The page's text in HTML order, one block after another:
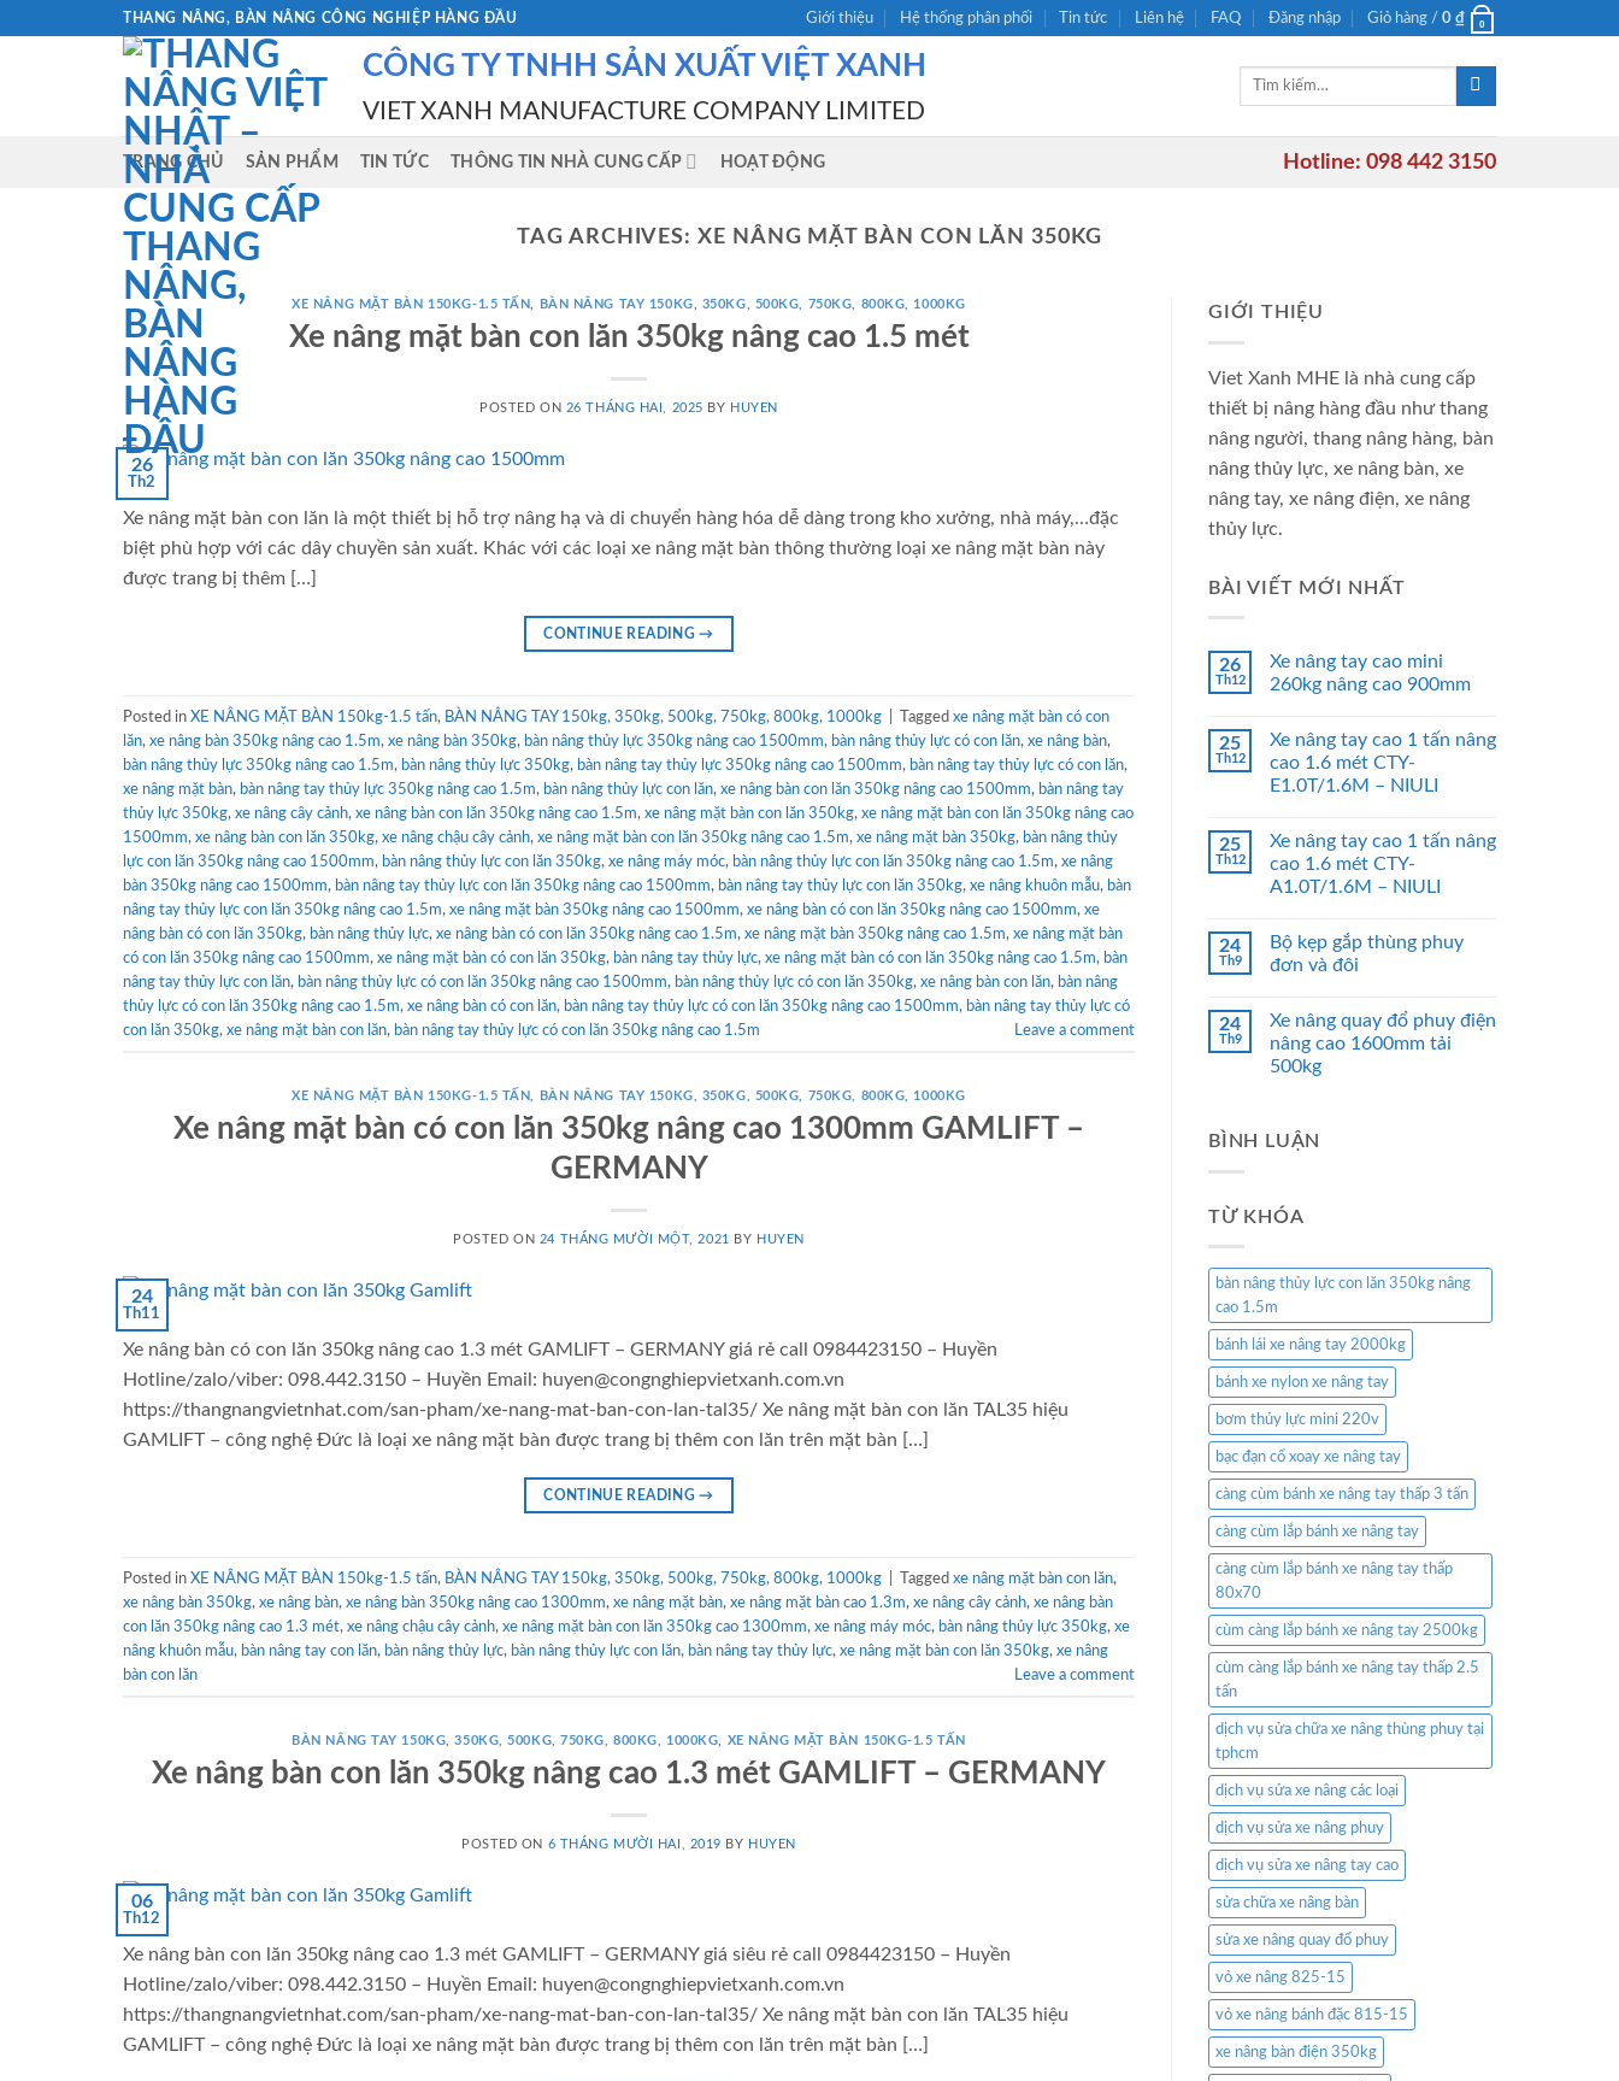
THANG NÂNG, BÀN NÂNG CÔNG NGHIỆP HÀNG ĐẦU Giới thiệu Hệ thống phân phối Tin tức Liên hệ FAQ Đăng nhập Giỏ hàng / 0 ₫ 0
CÔNG TY TNHH SẢN XUẤT VIỆT XANH
VIET XANH MANUFACTURE COMPANY LIMITED
Tìm
TRANG CHỦ SẢN PHẨM TIN TỨC THÔNG TIN NHÀ CUNG CẤP HOẠT ĐỘNG Hotline: 098 442 3150
TAG ARCHIVES:XE NÂNG MẶT BÀN CON LĂN 350KG
XE NÂNG MẶT BÀN 150KG-1.5 TẤN BÀN NÂNG TAY 150KG, 350KG, 500KG, 750KG, 800KG, 1000KG
Xe nâng mặt bàn con lăn 350kg nâng cao 1.5 mét
POSTED ON 26 THÁNG HAI, 2025 BY HUYEN
26
Th2
Xe nâng mặt bàn con lăn là một thiết bị hỗ trợ nâng hạ và di chuyển hàng hóa dễ dàng trong kho xưởng, nhà máy,…đặc
biệt phù hợp với các dây chuyền sản xuất. Khác với các loại xe nâng mặt bàn thông thường loại xe nâng mặt bàn này
được trang bị thêm […]
CONTINUE READING→
Posted in XE NÂNG MẶT BÀN 150kg-1.5 tấn, BÀN NÂNG TAY 150kg, 350kg, 500kg, 750kg, 800kg, 1000kg Tagged xe nâng mặt bàn có con
lăn, xe nâng bàn 350kg nâng cao 1.5m, xe nâng bàn 350kg, bàn nâng thủy lực 350kg nâng cao 1500mm, bàn nâng thủy lực có con lăn, xe nâng bàn,
bàn nâng thủy lực 350kg nâng cao 1.5m, bàn nâng thủy lực 350kg, bàn nâng tay thủy lực 350kg nâng cao 1500mm, bàn nâng tay thủy lực có con lăn,
xe nâng mặt bàn, bàn nâng tay thủy lực 350kg nâng cao 1.5m, bàn nâng thủy lực con lăn, xe nâng bàn con lăn 350kg nâng cao 1500mm, bàn nâng tay
thủy lực 350kg, xe nâng cây cảnh, xe nâng bàn con lăn 350kg nâng cao 1.5m, xe nâng mặt bàn con lăn 350kg, xe nâng mặt bàn con lăn 350kg nâng cao
1500mm, xe nâng bàn con lăn 350kg, xe nâng chậu cây cảnh, xe nâng mặt bàn con lăn 350kg nâng cao 1.5m, xe nâng mặt bàn 350kg, bàn nâng thủy
lực con lăn 350kg nâng cao 1500mm, bàn nâng thủy lực con lăn 350kg, xe nâng máy móc, bàn nâng thủy lực con lăn 350kg nâng cao 1.5m, xe nâng
bàn 350kg nâng cao 1500mm, bàn nâng tay thủy lực con lăn 350kg nâng cao 1500mm, bàn nâng tay thủy lực con lăn 350kg, xe nâng khuôn mẫu, bàn
nâng tay thủy lực con lăn 350kg nâng cao 1.5m, xe nâng mặt bàn 350kg nâng cao 1500mm, xe nâng bàn có con lăn 350kg nâng cao 1500mm, xe
nâng bàn có con lăn 350kg, bàn nâng thủy lực, xe nâng bàn có con lăn 350kg nâng cao 1.5m, xe nâng mặt bàn 350kg nâng cao 1.5m, xe nâng mặt bàn
có con lăn 350kg nâng cao 1500mm, xe nâng mặt bàn có con lăn 350kg, bàn nâng tay thủy lực, xe nâng mặt bàn có con lăn 350kg nâng cao 1.5m, bàn
nâng tay thủy lực con lăn, bàn nâng thủy lực có con lăn 350kg nâng cao 1500mm, bàn nâng thủy lực có con lăn 350kg, xe nâng bàn con lăn, bàn nâng
thủy lực có con lăn 350kg nâng cao 1.5m, xe nâng bàn có con lăn, bàn nâng tay thủy lực có con lăn 350kg nâng cao 1500mm, bàn nâng tay thủy lực có
con lăn 350kg, xe nâng mặt bàn con lăn, bàn nâng tay thủy lực có con lăn 350kg nâng cao 1.5m Leave a comment
XE NÂNG MẶT BÀN 150KG-1.5 TẤN, BÀN NÂNG TAY 150KG, 350KG, 500KG, 750KG, 800KG, 1000KG
Xe nâng mặt bàn có con lăn 350kg nâng cao 1300mm GAMLIFT –
GERMANY
POSTED ON 24 THÁNG MƯỜI MỘT, 2021 BY HUYEN
24
Th11
Xe nâng bàn có con lăn 350kg nâng cao 1.3 mét GAMLIFT – GERMANY giá rẻ call 0984423150 – Huyền
Hotline/zalo/viber: 098.442.3150 – Huyền Email: huyen@congnghiepvietxanh.com.vn
https://thangnangvietnhat.com/san-pham/xe-nang-mat-ban-con-lan-tal35/ Xe nâng mặt bàn con lăn TAL35 hiệu
GAMLIFT – công nghệ Đức là loại xe nâng mặt bàn được trang bị thêm con lăn trên mặt bàn […]
CONTINUE READING→
Posted in XE NÂNG MẶT BÀN 150kg-1.5 tấn, BÀN NÂNG TAY 150kg, 350kg, 500kg, 750kg, 800kg, 1000kg Tagged xe nâng mặt bàn con lăn,
xe nâng bàn 350kg, xe nâng bàn, xe nâng bàn 350kg nâng cao 1300mm, xe nâng mặt bàn, xe nâng mặt bàn cao 1.3m, xe nâng cây cảnh, xe nâng bàn
con lăn 350kg nâng cao 1.3 mét, xe nâng chậu cây cảnh, xe nâng mặt bàn con lăn 350kg cao 1300mm, xe nâng máy móc, bàn nâng thủy lực 350kg, xe
nâng khuôn mẫu, bàn nâng tay con lăn, bàn nâng thủy lực, bàn nâng thủy lực con lăn, bàn nâng tay thủy lực, xe nâng mặt bàn con lăn 350kg, xe nâng
bàn con lăn
Leave a comment
BÀN NÂNG TAY 150KG, 350KG, 500KG, 750KG, 800KG, 1000KG, XE NÂNG MẶT BÀN 150KG-1.5 TẤN
Xe nâng bàn con lăn 350kg nâng cao 1.3 mét GAMLIFT – GERMANY
POSTED ON 6 THÁNG MƯỜI HAI, 2019 BY HUYEN
06
Th12
Xe nâng bàn con lăn 350kg nâng cao 1.3 mét GAMLIFT – GERMANY giá siêu rẻ call 0984423150 – Huyền
Hotline/zalo/viber: 098.442.3150 – Huyền Email: huyen@congnghiepvietxanh.com.vn
https://thangnangvietnhat.com/san-pham/xe-nang-mat-ban-con-lan-tal35/ Xe nâng mặt bàn con lăn TAL35 hiệu
GAMLIFT – công nghệ Đức là loại xe nâng mặt bàn được trang bị thêm con lăn trên mặt bàn […]
GIỚI THIỆU
Viet Xanh MHE là nhà cung cấp
thiết bị nâng hàng đầu như thang
nâng người, thang nâng hàng, bàn
nâng thủy lực, xe nâng bàn, xe
nâng tay, xe nâng điện, xe nâng
thủy lực.
BÀI VIẾT MỚI NHẤT
26
Th12
Xe nâng tay cao mini
260kg nâng cao 900mm
25
Th12
Xe nâng tay cao 1 tấn nâng
cao 1.6 mét CTY-
E1.0T/1.6M – NIULI
25
Th12
Xe nâng tay cao 1 tấn nâng
cao 1.6 mét CTY-
A1.0T/1.6M – NIULI
24
Th9
Bộ kẹp gắp thùng phuy
đơn và đôi
24
Th9
Xe nâng quay đổ phuy điện
nâng cao 1600mm tải
500kg
BÌNH LUẬN
TỪ KHÓA
bàn nâng thủy lực con lăn 350kg nâng
cao 1.5m
bánh lái xe nâng tay 2000kg
bánh xe nylon xe nâng tay
bơm thủy lực mini 220v
bạc đạn cổ xoay xe nâng tay
càng cùm bánh xe nâng tay thấp 3 tấn
càng cùm lắp bánh xe nâng tay
càng cùm lắp bánh xe nâng tay thấp
80x70
cùm càng lắp bánh xe nâng tay 2500kg
cùm càng lắp bánh xe nâng tay thấp 2.5
tấn
dịch vụ sửa chữa xe nâng thùng phuy tại
tphcm
dịch vụ sửa xe nâng các loại
dịch vụ sửa xe nâng phuy
dịch vụ sửa xe nâng tay cao
sửa chữa xe nâng bàn
sửa xe nâng quay đổ phuy
vỏ xe nâng 825-15
vỏ xe nâng bánh đặc 815-15
xe nâng bàn điện 350kg